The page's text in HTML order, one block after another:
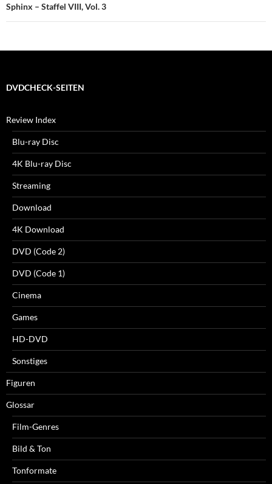
Sphinx – Staffel VIII, Vol. 3
DVDCHECK-SEITEN
Review Index
Blu-ray Disc
4K Blu-ray Disc
Streaming
Download
4K Download
DVD (Code 2)
DVD (Code 1)
Cinema
Games
HD-DVD
Sonstiges
Figuren
Glossar
Film-Genres
Bild & Ton
Tonformate